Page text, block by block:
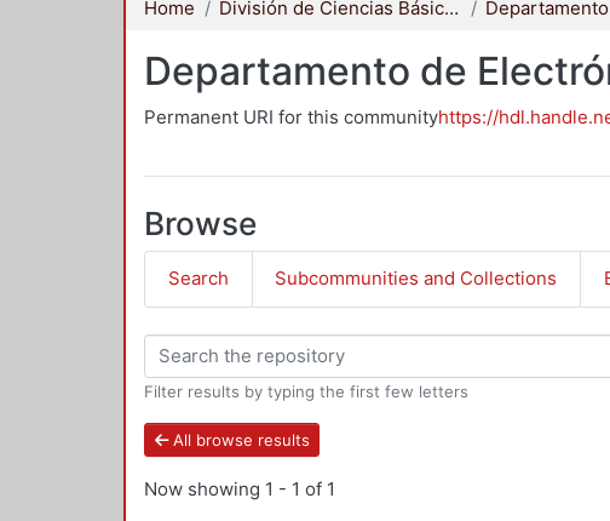
Home División de Ciencias Básicas e Ingeniería
Departamento de
Permanent URI for this communityhttps://
Browse
Search Subcommunities and Collections
Filter results by typing the first few letters
All browse results
Now showing 1 - 1 of 1